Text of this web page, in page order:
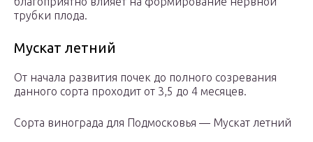
трубки плода.
Мускат летний
От начала развития почек до полного созревания
данного сорта проходит от 3,5 до 4 месяцев.
Сорта винограда для Подмосковья — Мускат летний